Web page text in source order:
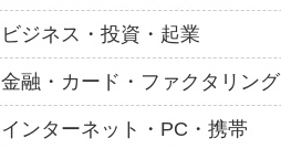
ビジネス・投資・起業
金融・カード・ファクタリング
インターネット・PC・携帯